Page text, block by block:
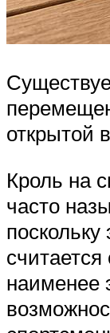
открытой
Кроль на
часто
поскольку
наименее